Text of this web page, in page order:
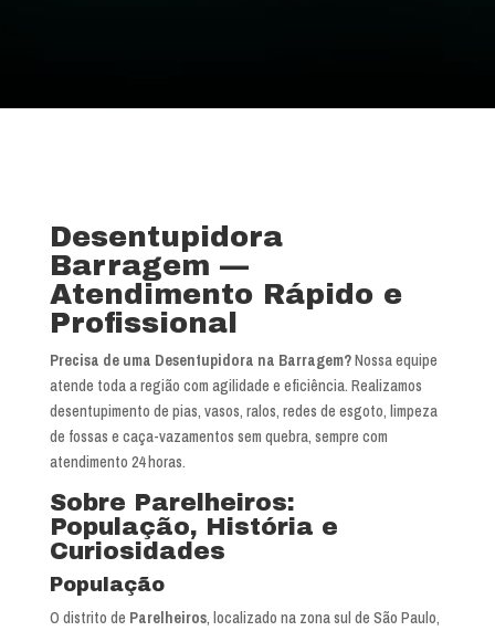
Desentupidora
Barragem —
Atendimento Rápido e
Profissional
Precisa de uma Desentupidora na Barragem?Nossa equipe
atende toda a região com agilidade e eficiência. Realizamos
desentupimento de pias, vasos, ralos, redes de esgoto, limpeza
de fossas e caça-vazamentos sem quebra, sempre com
atendimento 24 horas.
Sobre Parelheiros:
População, História e
Curiosidades
População
O distrito de Parelheiros, localizado na zona sul de São Paulo,